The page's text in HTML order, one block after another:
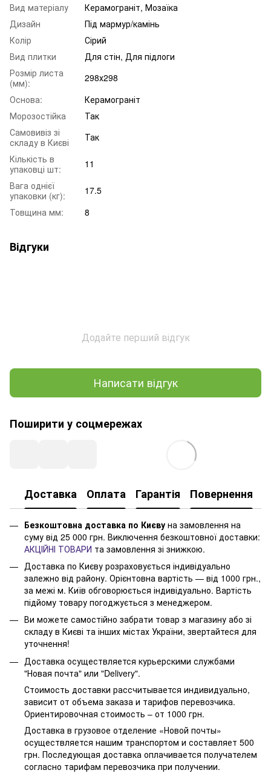
Вид матеріалу
Керамограніт, Мозаїка
Дизайн
Під мармур/камінь
Колір
Сірий
Вид плитки
Для стін, Для підлоги
Розмір листа
(мм):
298х298
Основа:
Керамограніт
Морозостійка
Так
Самовивіз зі
складу в Києві
Так
Кількість в
упаковці шт:
11
Вага однієї
упаковки (кг):
17.5
Товщина мм:
8
Відгуки
Додайте перший відгук
Написати відгук
Поширити у соцмережах
Доставка Оплата Гарантія Повернення
Безкоштовна доставка по Києву на замовлення на
суму від 25 000 грн. Виключення безкоштовної доставки:
АКЦІЙНІ ТОВАРИ та замовлення зі знижкою.
Доставка по Києву розраховується індивідуально
залежно від району. Орієнтовна вартість — від 1000 грн.,
за межі м. Київ обговорюється індивідуально. Вартість
підйому товару погоджується з менеджером.
Ви можете самостійно забрати товар з магазину або зі
складу в Києві та інших містах України, звертайтеся для
уточнення!
Доставка осуществляется курьерскими службами
"Новая почта" или "Delivery".
Стоимость доставки рассчитывается индивидуально,
зависит от объема заказа и тарифов перевозчика.
Ориентировочная стоимость – от 1000 грн.
Доставка в грузовое отделение «Новой почты»
осуществляется нашим транспортом и составляет 500
грн. Последующая доставка оплачивается получателем
согласно тарифам перевозчика при получении.